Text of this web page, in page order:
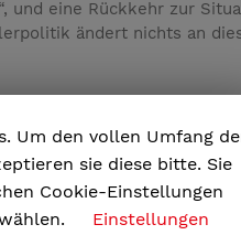
und eine Rückkehr zur
ändert nichts an
„gleiche
werden alle
werden.
‒ mit
Bewegung werden,
Um den vollen Umfang
sie diese bitte. Sie
Cookie-Einstellungen
Einstellungen